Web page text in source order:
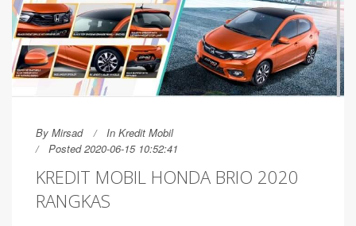
By Mirsad In Kredit Mobil
Posted 2020-06-15 10:52:41
KREDIT MOBIL HONDA BRIO 2020
RANGKAS